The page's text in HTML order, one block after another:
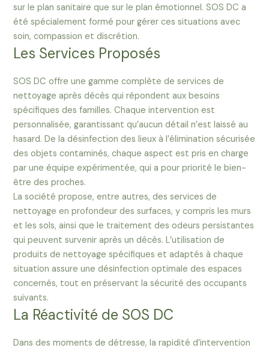
sur le plan sanitaire que sur le plan émotionnel. SOS DC a
été spécialement formé pour gérer ces situations avec
soin, compassion et discrétion.
Les Services Proposés
SOS DC offre une gamme complète de services de
nettoyage après décès qui répondent aux besoins
spécifiques des familles. Chaque intervention est
personnalisée, garantissant qu’aucun détail n’est laissé au
hasard. De la désinfection des lieux à l’élimination sécurisée
des objets contaminés, chaque aspect est pris en charge
par une équipe expérimentée, qui a pour priorité le bien-
être des proches.
La société propose, entre autres, des services de
nettoyage en profondeur des surfaces, y compris les murs
et les sols, ainsi que le traitement des odeurs persistantes
qui peuvent survenir après un décès. L’utilisation de
produits de nettoyage spécifiques et adaptés à chaque
situation assure une désinfection optimale des espaces
concernés, tout en préservant la sécurité des occupants
suivants.
La Réactivité de SOS DC
Dans des moments de détresse, la rapidité d’intervention